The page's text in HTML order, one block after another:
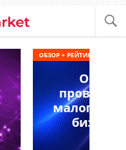
малого и
бизнеса
ОБЗОР + РЕЙТИНГ